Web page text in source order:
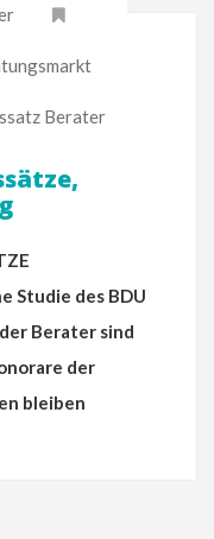
Berater
Studie des BDU
Berater sind
der
bleiben